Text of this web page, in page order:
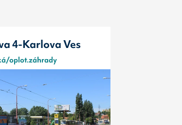
4-Karlova Ves
oplot.záhrady